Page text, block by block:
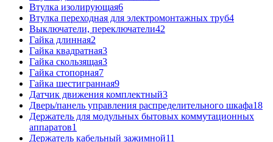
Втулка изолирующая6
Втулка переходная для электромонтажных труб4
Выключатели, переключатели42
Гайка длинная2
Гайка квадратная3
Гайка скользящая3
Гайка стопорная7
Гайка шестигранная9
Датчик движения комплектный3
Дверь/панель управления распределительного шкафа18
Держатель для модульных бытовых коммутационных
аппаратов1
Держатель кабельный зажимной11